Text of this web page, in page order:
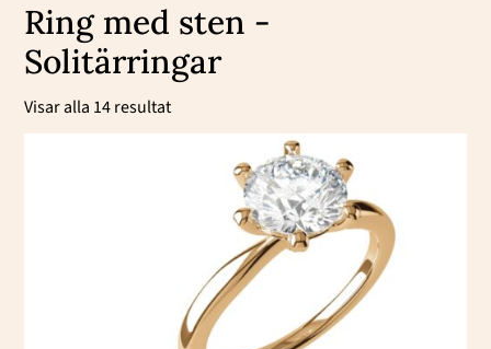
Ring med sten -
Solitärringar
Visar alla 14 resultat
Sortera
efter
23600 kr
till
25700 kr
här
produkten
har
flera